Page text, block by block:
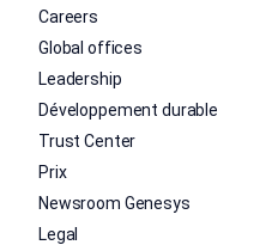
Careers
Global offices
Leadership
Développement durable
Trust Center
Prix
Newsroom Genesys
Legal